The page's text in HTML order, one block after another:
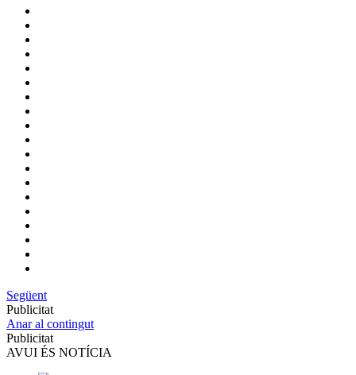
Següent
Publicitat
Anar al contingut
Publicitat
AVUI ÉS NOTÍCIA